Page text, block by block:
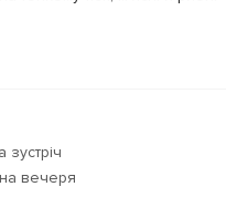
зустріч
вечеря